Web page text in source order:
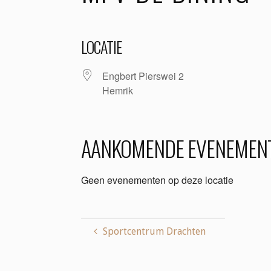
LOCATIE
Engbert Pierswei 2
Hemrik
AANKOMENDE
Geen evenementen op deze locatie
Sportcentrum Drachten